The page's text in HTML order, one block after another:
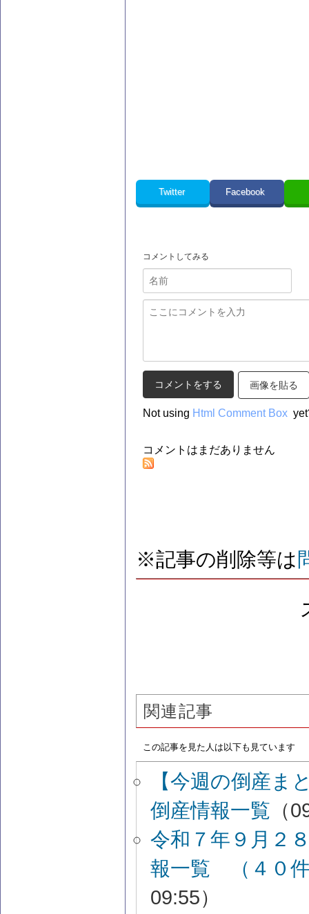
Twitter Facebook
コメントしてみる
画像を貼る
Not using Html Comment Box
コメントはまだありません
※記事の削除等は
関連記事
この記事を見た人は以下も見ています
【今週の倒産
倒産情報一覧 （
令和７年９月２
報一覧 （４０
09:55）